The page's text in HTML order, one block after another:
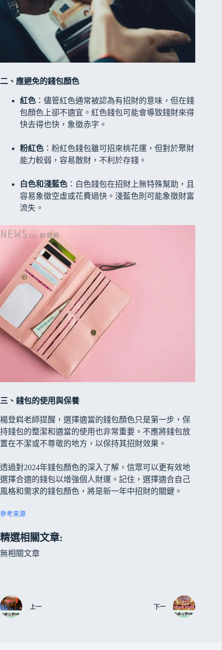
二、應避免的錢包顏色
紅色 ：儘管紅色通常被認為有招財的意味，但在錢
包顏色上卻不適宜。紅色錢包可能會導致錢財來得
快去得也快，象徵赤字。
粉紅色 ：粉紅色錢包雖可招來桃花運，但對於聚財
能力較弱，容易散財，不利於存錢。
白色和淺藍色 ：白色錢包在招財上無特殊幫助，且
容易象徵空虛或花費過快。淺藍色則可能象徵財富
流失。
三、錢包的使用與保養
楊登嵙老師提醒，選擇適當的錢包顏色只是第一步，保
持錢包的整潔和適當的使用也非常重要。不應將錢包放
置在不潔或不尊敬的地方，以保持其招財效果。
透過對2024年錢包顏色的深入了解，信眾可以更有效地
選擇合適的錢包以增強個人財運。記住，選擇適合自己
風格和需求的錢包顏色，將是新一年中招財的關鍵。
參考來源
精選相關文章:
無相關文章
上一 下一